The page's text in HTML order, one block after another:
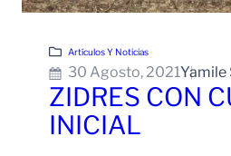
Artículos Y Noticias
30 Agosto, 2021Yamile
ZIDRES CON
INICIAL